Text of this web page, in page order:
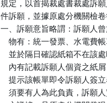
規定，以首揭裁處書裁處訴
件訴願，並據原處分機關檢
一、訴願意旨略謂：訴願人
物有：統一發票、水電費
並於隔日確認紙箱不在該
內有記載訴願人個資之紙
提示該帳單即令訴願人
須要有人為此負責，訴願